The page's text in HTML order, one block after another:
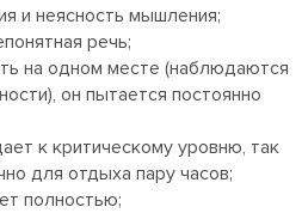
и неясность мышления;
речь;
на одном месте (наблюдаются
он пытается постоянно
к критическому уровню, так
для отдыха пару часов;
полностью;